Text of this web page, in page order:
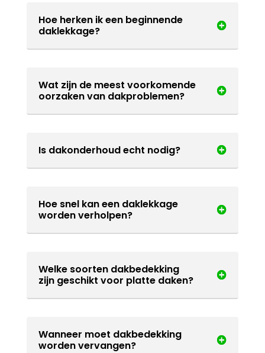
Hoe herken ik een beginnende
daklekkage?
Wat zijn de meest voorkomende
oorzaken van dakproblemen?
Is dakonderhoud echt nodig?
Hoe snel kan een daklekkage
worden verholpen?
Welke soorten dakbedekking
zijn geschikt voor platte daken?
Wanneer moet dakbedekking
worden vervangen?